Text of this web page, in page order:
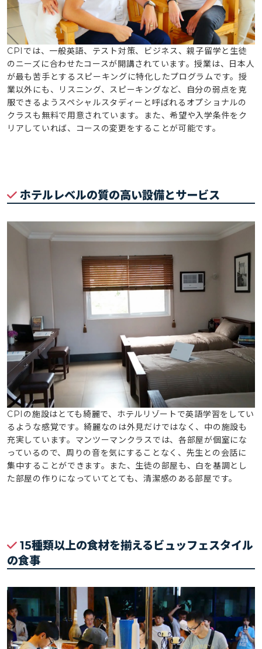
CPI では、一般英語、テスト対策、ビジネス、親子留学と生徒
のニーズに合わせたコースが開講されています。授業は、日本人
が最も苦手とするスピーキングに特化したプログラムです。授
業以外にも、リスニング、スピーキングなど、自分の弱点を克
服できるようスペシャルスタディーと呼ばれるオプショナルの
クラスも無料で用意されています。また、希望や入学条件をク
リアしていれば、コースの変更をすることが可能です。
ホテルレベルの質の高い設備とサービス
CPI の施設はとても綺麗で、ホテルリゾートで英語学習をしてい
るような感覚です。綺麗なのは外見だけではなく、中の施設も
充実しています。マンツーマンクラスでは、各部屋が個室にな
っているので、周りの音を気にすることなく、先生との会話に
集中することができます。また、生徒の部屋も、白を基調とし
た部屋の作りになっていてとても、清潔感のある部屋です。
15種類以上の食材を揃えるビュッフェスタイル
の食事